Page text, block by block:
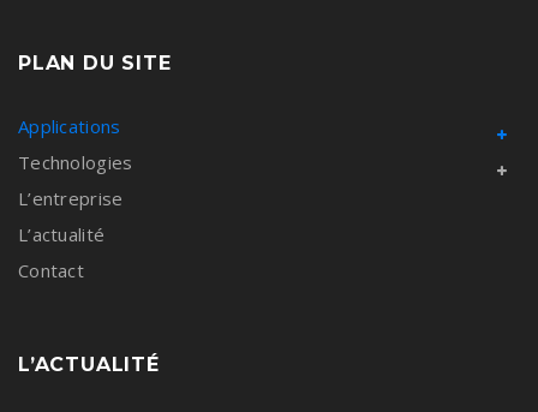
PLAN DU SITE
Applications
Technologies
L’entreprise
L’actualité
Contact
L’ACTUALITÉ